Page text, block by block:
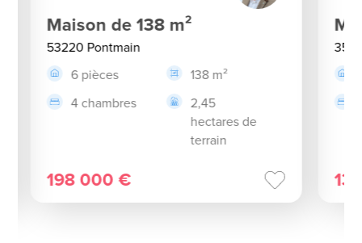
Maison de 138 m²
53220 Pontmain
6 pièces
138 m²
4 chambres
2,45
hectares de
terrain
198 000 €